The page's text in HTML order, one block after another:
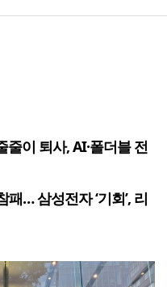
이 퇴사, AI·폴더블 전
… 삼성전자 ‘기회’, 리